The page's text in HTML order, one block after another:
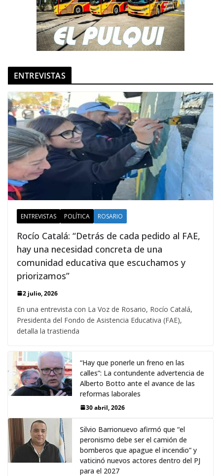
ENTREVISTAS
ENTREVISTAS POLÍTICA ROSARIO
Rocío Catalá: “Detrás de cada pedido al FAE,
hay una necesidad concreta de una
comunidad educativa que escuchamos y
priorizamos”
2 julio, 2026
En una entrevista con La Voz de Rosario, Rocío Catalá,
Presidenta del Fondo de Asistencia Educativa (FAE),
detalla la trastienda
“Hay que ponerle un freno en las
calles”: La contundente advertencia de
Alberto Botto ante el avance de las
reformas laborales
30 abril, 2026
Silvio Barrionuevo afirmó que “el
peronismo debe ser el camión de
bomberos que apague el incendio” y
vaticinó nuevos actores dentro del PJ
para el 2027